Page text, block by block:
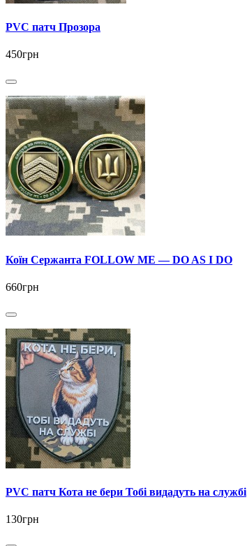
PVC патч Прозора
450грн
Коїн Сержанта FOLLOW ME — DO AS I DO
660грн
PVC патч Кота не бери Тобі видадуть на службі
130грн